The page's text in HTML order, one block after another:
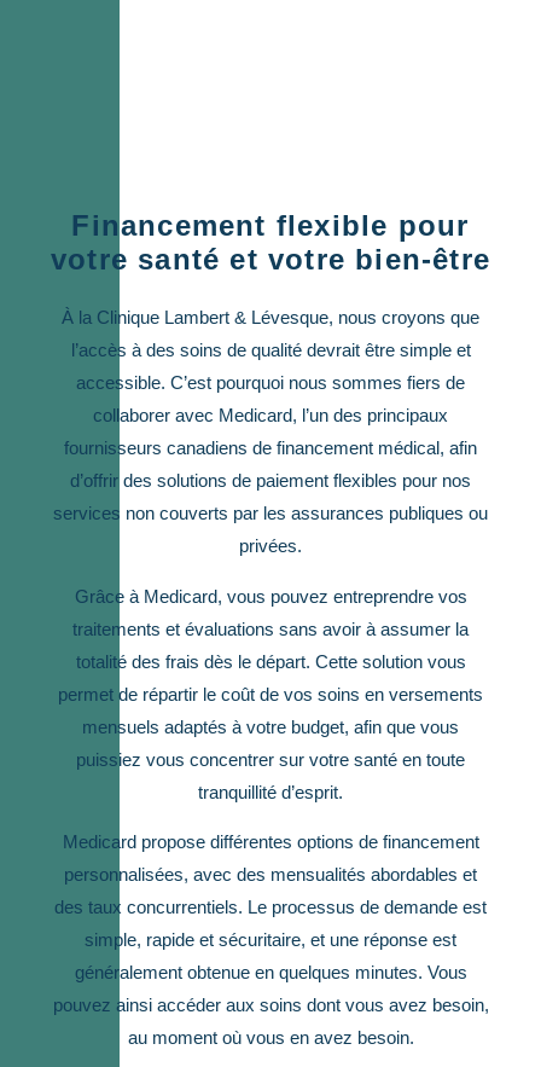
Financement flexible pour
votre santé et votre bien-être
À la Clinique Lambert & Lévesque, nous croyons que
l’accès à des soins de qualité devrait être simple et
accessible. C’est pourquoi nous sommes fiers de
collaborer avec Medicard, l’un des principaux
fournisseurs canadiens de financement médical, afin
d’offrir des solutions de paiement flexibles pour nos
services non couverts par les assurances publiques ou
privées.
Grâce à Medicard, vous pouvez entreprendre vos
traitements et évaluations sans avoir à assumer la
totalité des frais dès le départ. Cette solution vous
permet de répartir le coût de vos soins en versements
mensuels adaptés à votre budget, afin que vous
puissiez vous concentrer sur votre santé en toute
tranquillité d’esprit.
Medicard propose différentes options de financement
personnalisées, avec des mensualités abordables et
des taux concurrentiels. Le processus de demande est
simple, rapide et sécuritaire, et une réponse est
généralement obtenue en quelques minutes. Vous
pouvez ainsi accéder aux soins dont vous avez besoin,
au moment où vous en avez besoin.